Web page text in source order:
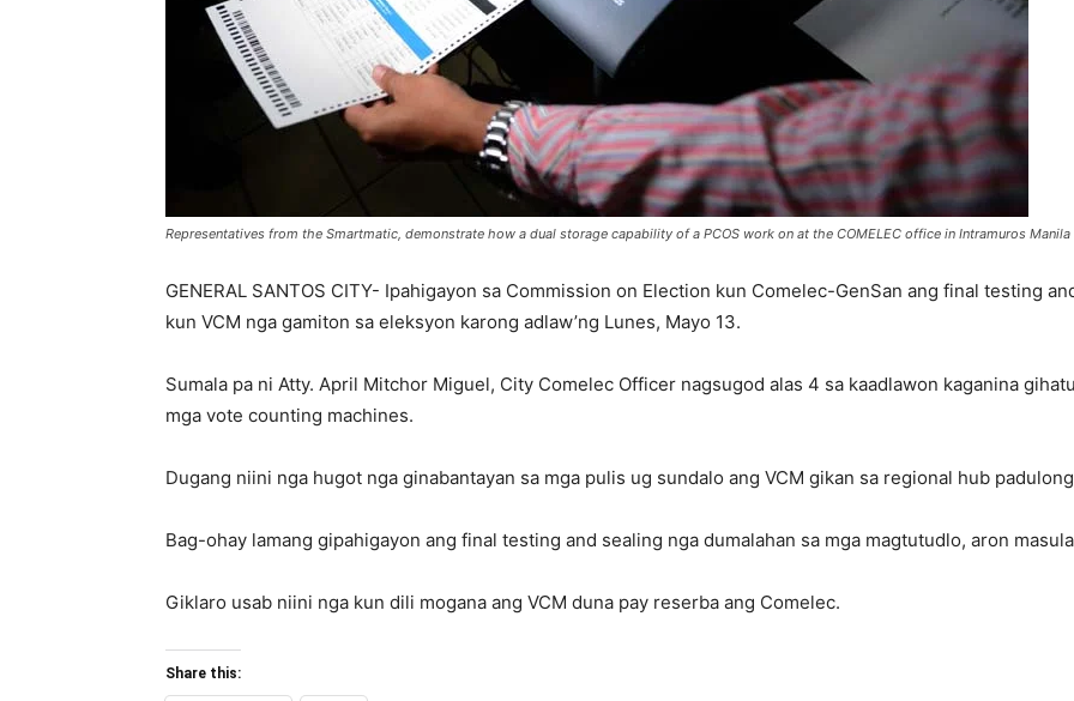
Representatives from the Smartmatic, demonstrate how a dual storage capability of a PCOS work on at the COMELEC office in Intramuros Manila
GENERAL SANTOS CITY- Ipahigayon sa Commission on Election kun Comelec-GenSan ang final testing
kun VCM nga gamiton sa eleksyon karong adlaw’ng Lunes, Mayo 13.
Sumala pa ni Atty. April Mitchor Miguel, City Comelec Officer nagsugod alas 4 sa kaadlawon kaganina
mga vote counting machines.
Dugang niini nga hugot nga ginabantayan sa mga pulis ug sundalo ang VCM gikan sa regional hub
Bag-ohay lamang gipahigayon ang final testing and sealing nga dumalahan sa mga magtutudlo, aron
Giklaro usab niini nga kun dili mogana ang VCM duna pay reserba ang Comelec.
Share this: